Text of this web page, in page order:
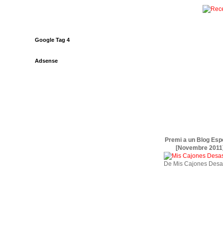
Google Tag 4
Adsense
Premi a un Blog
[Novembre
De Mis Cajones